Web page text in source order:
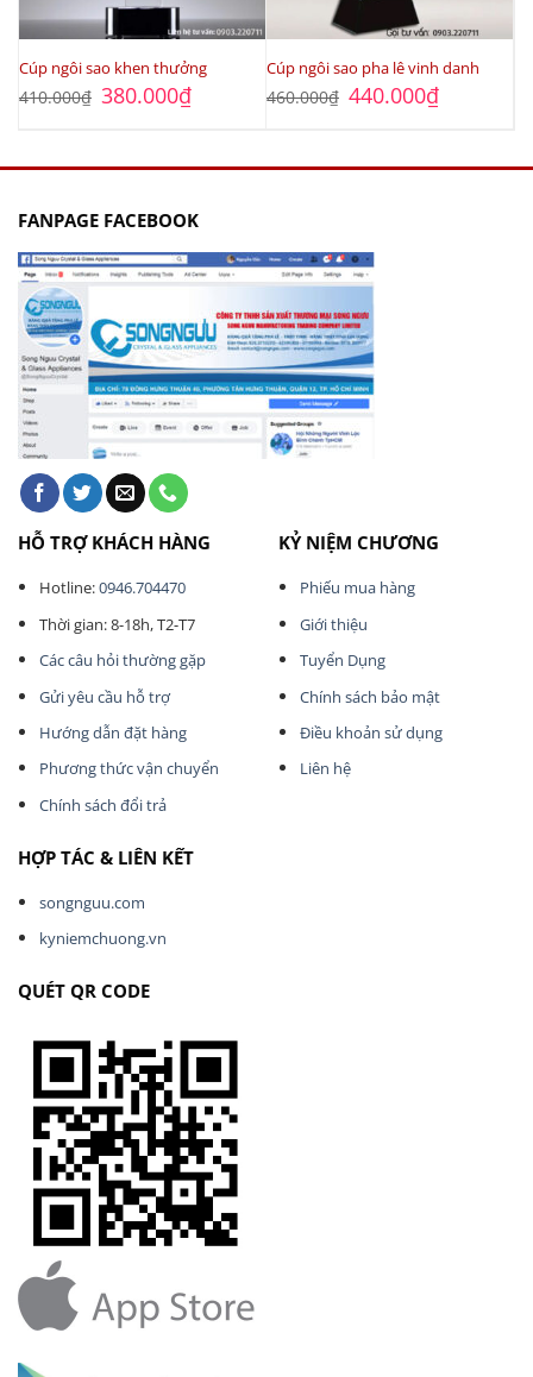
Cúp ngôi sao khen thưởng
410.000₫ Giá
gốc
380.000₫Giá
Cúp ngôi sao pha lê vinh danh
460.000₫ Giá
gốc
440.000₫Giá
FANPAGE FACEBOOK
HỖ TRỢ KHÁCH HÀNG
Hotline:0946.704470
Thời gian: 8-18h, T2-T7
Các câu hỏi thường gặp
Gửi yêu cầu hỗ trợ
Hướng dẫn đặt hàng
Phương thức vận chuyển
Chính sách đổi trả
KỶ NIỆM CHƯƠNG
Phiếu mua hàng
Giới thiệu
Tuyển Dụng
Chính sách bảo mật
Điều khoản sử dụng
Liên hệ
HỢP TÁC & LIÊN KẾT
songnguu.com
kyniemchuong.vn
QUÉT QR CODE